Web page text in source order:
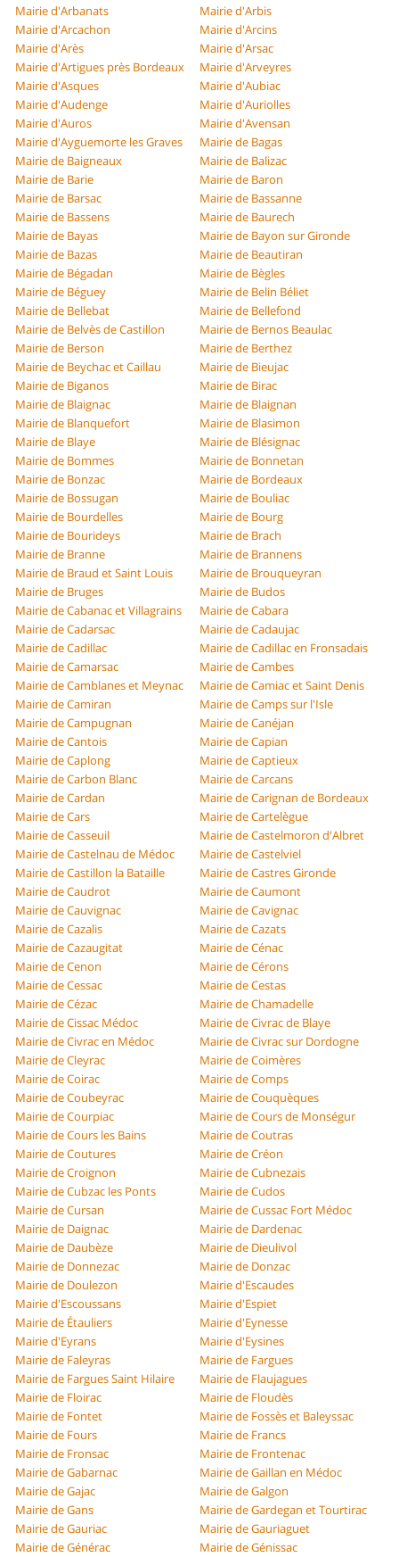
Mairie d'Arbanats
Mairie d'Arbis
Mairie d'Arcachon
Mairie d'Arcins
Mairie d'Arès
Mairie d'Arsac
Mairie d'Artigues près Bordeaux
Mairie d'Arveyres
Mairie d'Asques
Mairie d'Aubiac
Mairie d'Audenge
Mairie d'Auriolles
Mairie d'Auros
Mairie d'Avensan
Mairie d'Ayguemorte les Graves
Mairie de Bagas
Mairie de Baigneaux
Mairie de Balizac
Mairie de Barie
Mairie de Baron
Mairie de Barsac
Mairie de Bassanne
Mairie de Bassens
Mairie de Baurech
Mairie de Bayas
Mairie de Bayon sur Gironde
Mairie de Bazas
Mairie de Beautiran
Mairie de Bégadan
Mairie de Bègles
Mairie de Béguey
Mairie de Belin Béliet
Mairie de Bellebat
Mairie de Bellefond
Mairie de Belvès de Castillon
Mairie de Bernos Beaulac
Mairie de Berson
Mairie de Berthez
Mairie de Beychac et Caillau
Mairie de Bieujac
Mairie de Biganos
Mairie de Birac
Mairie de Blaignac
Mairie de Blaignan
Mairie de Blanquefort
Mairie de Blasimon
Mairie de Blaye
Mairie de Blésignac
Mairie de Bommes
Mairie de Bonnetan
Mairie de Bonzac
Mairie de Bordeaux
Mairie de Bossugan
Mairie de Bouliac
Mairie de Bourdelles
Mairie de Bourg
Mairie de Bourideys
Mairie de Brach
Mairie de Branne
Mairie de Brannens
Mairie de Braud et Saint Louis
Mairie de Brouqueyran
Mairie de Bruges
Mairie de Budos
Mairie de Cabanac et Villagrains
Mairie de Cabara
Mairie de Cadarsac
Mairie de Cadaujac
Mairie de Cadillac
Mairie de Cadillac en Fronsadais
Mairie de Camarsac
Mairie de Cambes
Mairie de Camblanes et Meynac
Mairie de Camiac et Saint Denis
Mairie de Camiran
Mairie de Camps sur l'Isle
Mairie de Campugnan
Mairie de Canéjan
Mairie de Cantois
Mairie de Capian
Mairie de Caplong
Mairie de Captieux
Mairie de Carbon Blanc
Mairie de Carcans
Mairie de Cardan
Mairie de Carignan de Bordeaux
Mairie de Cars
Mairie de Cartelègue
Mairie de Casseuil
Mairie de Castelmoron d'Albret
Mairie de Castelnau de Médoc
Mairie de Castelviel
Mairie de Castillon la Bataille
Mairie de Castres Gironde
Mairie de Caudrot
Mairie de Caumont
Mairie de Cauvignac
Mairie de Cavignac
Mairie de Cazalis
Mairie de Cazats
Mairie de Cazaugitat
Mairie de Cénac
Mairie de Cenon
Mairie de Cérons
Mairie de Cessac
Mairie de Cestas
Mairie de Cézac
Mairie de Chamadelle
Mairie de Cissac Médoc
Mairie de Civrac de Blaye
Mairie de Civrac en Médoc
Mairie de Civrac sur Dordogne
Mairie de Cleyrac
Mairie de Coimères
Mairie de Coirac
Mairie de Comps
Mairie de Coubeyrac
Mairie de Couquèques
Mairie de Courpiac
Mairie de Cours de Monségur
Mairie de Cours les Bains
Mairie de Coutras
Mairie de Coutures
Mairie de Créon
Mairie de Croignon
Mairie de Cubnezais
Mairie de Cubzac les Ponts
Mairie de Cudos
Mairie de Cursan
Mairie de Cussac Fort Médoc
Mairie de Daignac
Mairie de Dardenac
Mairie de Daubèze
Mairie de Dieulivol
Mairie de Donnezac
Mairie de Donzac
Mairie de Doulezon
Mairie d'Escaudes
Mairie d'Escoussans
Mairie d'Espiet
Mairie de Étauliers
Mairie d'Eynesse
Mairie d'Eyrans
Mairie d'Eysines
Mairie de Faleyras
Mairie de Fargues
Mairie de Fargues Saint Hilaire
Mairie de Flaujagues
Mairie de Floirac
Mairie de Floudès
Mairie de Fontet
Mairie de Fossès et Baleyssac
Mairie de Fours
Mairie de Francs
Mairie de Fronsac
Mairie de Frontenac
Mairie de Gabarnac
Mairie de Gaillan en Médoc
Mairie de Gajac
Mairie de Galgon
Mairie de Gans
Mairie de Gardegan et Tourtirac
Mairie de Gauriac
Mairie de Gauriaguet
Mairie de Générac
Mairie de Génissac